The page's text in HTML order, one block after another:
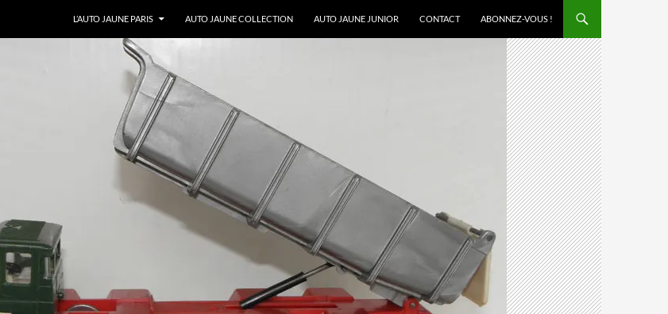
L’AUTO JAUNE PARIS
AUTO JAUNE COLLECTION AUTO JAUNE JUNIOR CONTACT ABONNEZ-VOUS !